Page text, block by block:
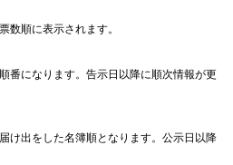
数順に表示されます。
番になります。告示日以降に順次情報が更
け出をした名簿順となります。公示日以降